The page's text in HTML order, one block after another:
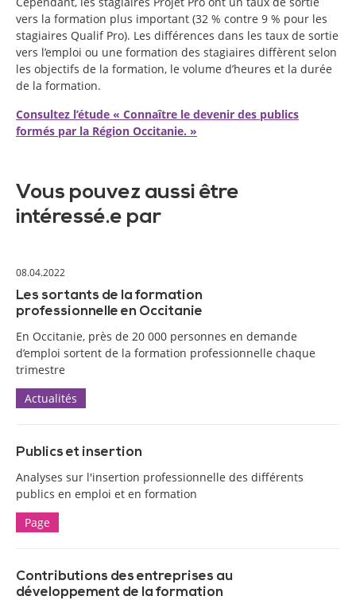
vers la formation plus important (32 % contre 9 % pour les
stagiaires Qualif Pro). Les différences dans les taux de sortie
vers l’emploi ou une formation des stagiaires diffèrent selon
les objectifs de la formation, le volume d’heures et la durée
de la formation.
Consultez l’étude « Connaître le devenir des publics
formés par la Région Occitanie. »
Vous pouvez aussi être
intéressé.e par
08.04.2022
Les sortants de la formation
professionnelle en Occitanie
En Occitanie, près de 20 000 personnes en demande
d’emploi sortent de la formation professionnelle chaque
trimestre
Actualités
Publics et insertion
Analyses sur l'insertion professionnelle des différents
publics en emploi et en formation
Page
Contributions des entreprises au
développement de la formation